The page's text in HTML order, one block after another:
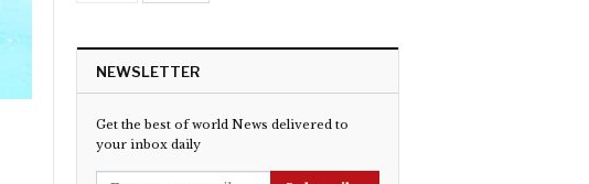
NEWSLETTER
Get the best of world News delivered to
your inbox daily